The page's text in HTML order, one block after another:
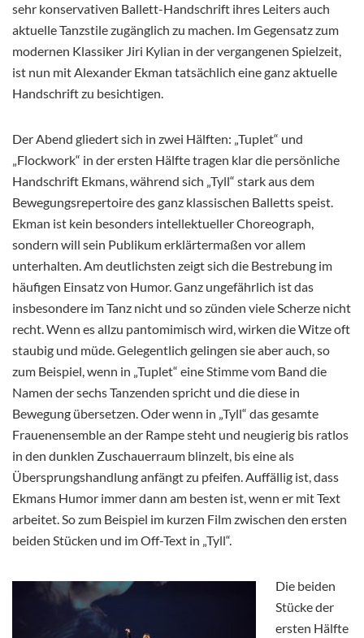
sehr konservativen Ballett-Handschrift ihres Leiters auch
aktuelle Tanzstile zugänglich zu machen. Im Gegensatz zum
modernen Klassiker Jiri Kylian in der vergangenen Spielzeit,
ist nun mit Alexander Ekman tatsächlich eine ganz aktuelle
Handschriftzu besichtigen.
Der Abend gliedert sich in zwei Hälften: „Tuplet“ und
„Flockwork“ in der ersten Hälfte tragen klar die persönliche
Handschrift Ekmans, während sich „Tyll“ stark aus dem
Bewegungsrepertoire des ganz klassischen Balletts speist.
Ekman ist kein besonders intellektueller Choreograph,
sondern will sein Publikum erklärtermaßen vor allem
unterhalten. Am deutlichsten zeigt sich die Bestrebung im
häufigen Einsatz von Humor. Ganz ungefährlich ist das
insbesondere im Tanz nicht und so zünden viele Scherze nicht
recht. Wenn es allzu pantomimisch wird, wirken die Witze oft
staubig und müde. Gelegentlich gelingen sie aber auch, so
zum Beispiel, wenn in „Tuplet“ eine Stimme vom Band die
Namen der sechs Tanzenden spricht und die diese in
Bewegung übersetzen. Oder wenn in „Tyll“ das gesamte
Frauenensemble an der Rampe steht und neugierig bis ratlos
in den dunklen Zuschauerraum blinzelt, bis eine als
Übersprungshandlung anfängt zu pfeifen. Auffällig ist, dass
Ekmans Humor immer dann am besten ist, wenn er mit Text
arbeitet. So zum Beispiel im kurzen Film zwischen den ersten
beiden Stücken und im Off-Text in „Tyll“.
Die beiden
Stücke der
ersten Hälfte